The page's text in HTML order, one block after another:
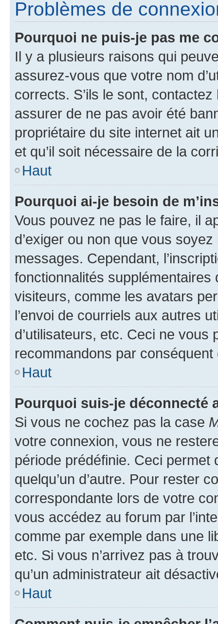
Problèmes de
Pourquoi ne puis-je pas me
Il y a plusieurs raisons qui
assurez-vous que votre nom
corrects. S’ils le sont,
assurer de ne pas avoir été
propriétaire du site internet ait
et qu’il soit nécessaire de la
Haut
Pourquoi ai-je besoin de
Vous pouvez ne pas le faire, il
d’exiger ou non que vous
messages. Cependant,
fonctionnalités
visiteurs, comme les avatars
l’envoi de courriels aux autres
d’utilisateurs, etc. Ceci ne vous
recommandons par conséquent
Haut
Pourquoi suis-je déconnecté
Si vous ne cochez pas la case
votre connexion, vous ne
période prédéfinie. Ceci permet
quelqu’un d’autre. Pour rester
correspondante lors de votre
vous accédez au forum par
comme par exemple dans une
etc. Si vous n’arrivez pas à
qu’un administrateur ait
Haut